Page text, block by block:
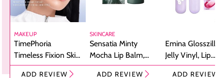
MAKEUP
TimePhoria
Timeless Fixion Skin
Tint Stick,
ADD REVIEW
SKINCARE
Sensatia Minty
Mocha Lip Balm,
Pelembap Bibir
ADD REVIEW
Emina
Jelly Vinyl, Lip
Cream Glossy
ADD